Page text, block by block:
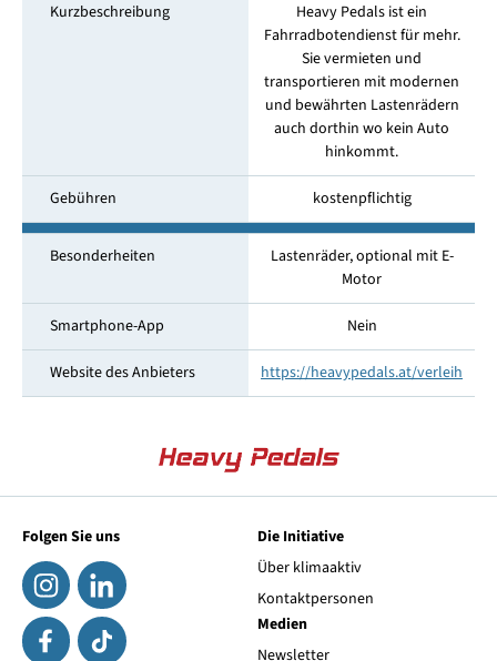
Kurzbeschreibung
Heavy Pedals ist ein
Fahrradbotendienst für mehr.
Sie vermieten und
transportieren mit modernen
und bewährten Lastenrädern
auch dorthin wo kein Auto
hinkommt.
Gebühren kostenpflichtig
Besonderheiten
Lastenräder, optional mit E-
Motor
Smartphone-App Nein
Website des Anbieters https://heavypedals.at/verleih
Folgen Sie uns
Die Initiative
Über klimaaktiv
Kontaktpersonen
Medien
Newsletter